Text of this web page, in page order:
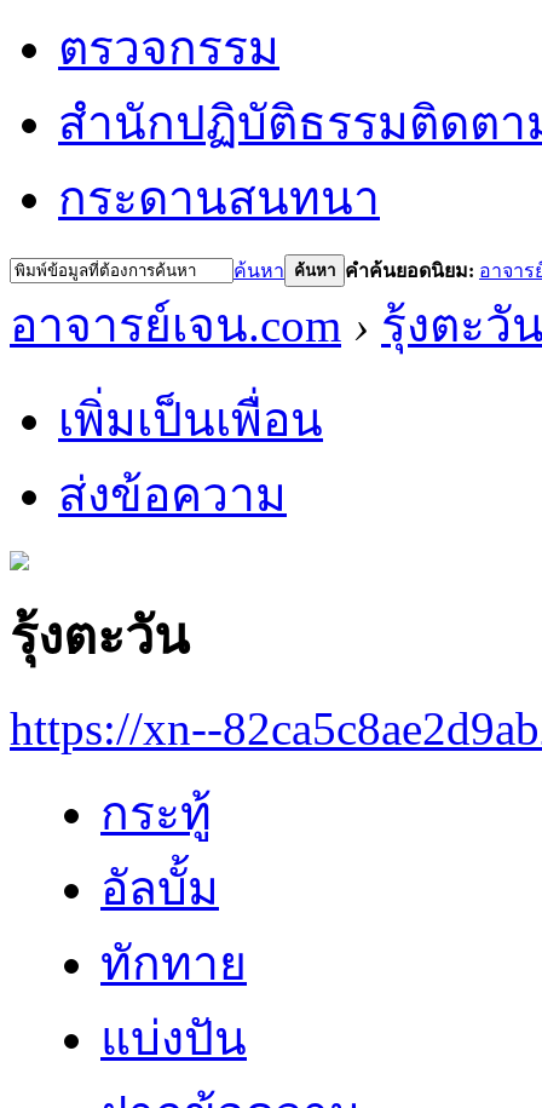
ตรวจกรรม
สำนักปฏิบัติธรรมติดต
กระดานสนทนา
ค้นหา ค้นหา คำค้นยอดนิยม: อาจาร
อาจารย์เจน.com › รุ้งตะวั
เพิ่มเป็นเพื่อน
ส่งข้อความ
รุ้งตะวัน
https://xn--
กระทู้
อัลบั้ม
ทักทาย
แบ่งปัน